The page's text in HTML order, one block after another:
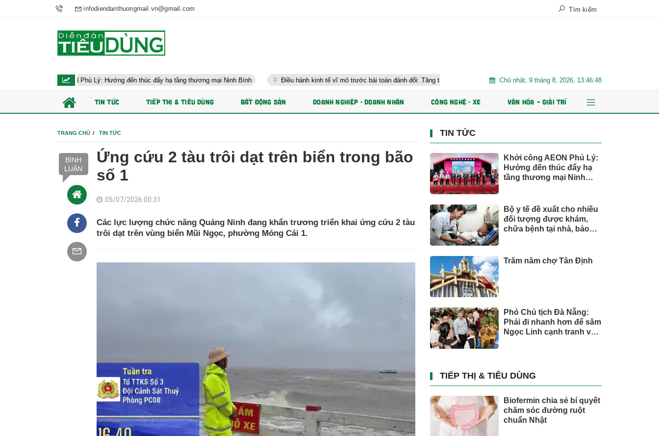
infodiendanthuongmail.vn@gmail.com Tìm kiếm
AEON Phủ Lý: Hướng đến thúc đẩy hạ tầng thương mại Ninh Bình Điều hành kinh tế vĩ mô trước bài toán đánh đổi: Tăng trưởng nhanh và ổn định bền vững Chứng khoán Kafi chuẩn bị IPO 125 triệu cổ
Chủ nhật, 9 tháng 8, 2026, 13:46:49
TIN TỨC TIẾP THỊ & TIÊU DÙNG BẤT ĐỘNG SẢN DOANH NGHIỆP - DOANH NHÂN CÔNG NGHỆ - XE VĂN HÓA – GIẢI TRÍ
TRANG CHỦ TIN TỨC
BÌNH
LUẬN
Ứng cứu 2 tàu trôi dạt trên biển trong bão
số 1
05/07/2026 00:31
Các lực lượng chức năng Quảng Ninh đang khẩn trương triển khai ứng cứu 2 tàu
trôi dạt trên vùng biển Mũi Ngọc, phường Móng Cái 1.
TIN TỨC
Khởi công AEON Phủ Lý:
Hướng đến thúc đẩy hạ
tầng thương mại Ninh
Bộ y tế đề xuất cho nhiều
đối tượng được khám,
chữa bệnh tại nhà, bảo
Trăm năm chợ Tân Định
Phó Chủ tịch Đà Nẵng:
Phải đi nhanh hơn để sâm
Ngọc Linh cạnh tranh với
TIẾP THỊ & TIÊU DÙNG
Biofermin chia sẻ bí quyết
chăm sóc đường ruột
chuẩn Nhật